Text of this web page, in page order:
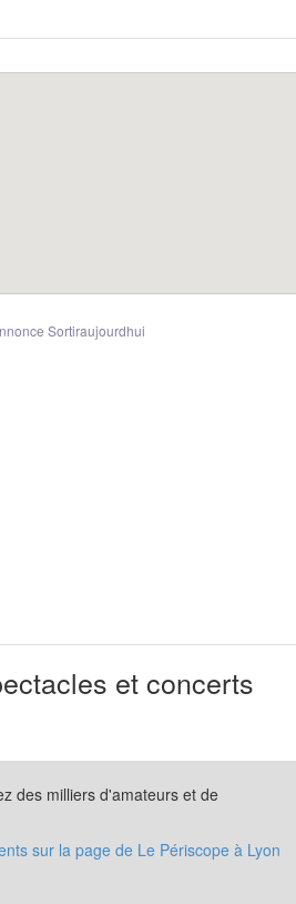
Sortiraujourdhui
et concerts
des milliers d'amateurs et de
sur la page de Le Périscope à Lyon